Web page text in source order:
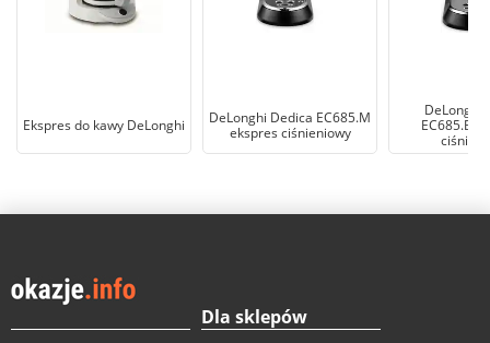
Ekspres do kawy DeLonghi
DeLonghi Dedica EC685.M
ekspres ciśnieniowy
DeLonghi
EC685.BK
Dla sklepów